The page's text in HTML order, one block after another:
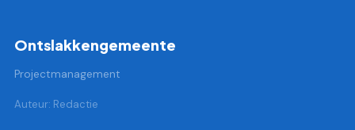
Ontslakkengemeente
Projectmanagement
Auteur: Redactie